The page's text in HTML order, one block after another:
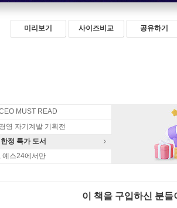
미리보기 사이즈비교 공유하기
MUST READ
영 자기계발 기획전
정 특가 도서
예스24에서만
이 책을 구입하신 분